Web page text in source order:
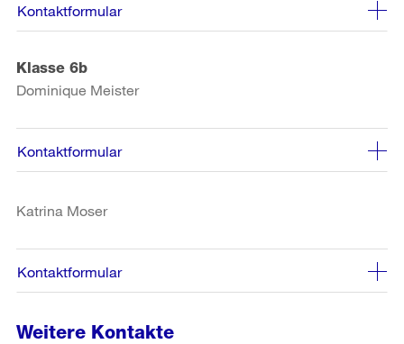
Kontaktformular
Klasse 6b
Dominique Meister
Kontaktformular
Katrina Moser
Kontaktformular
Weitere Kontakte